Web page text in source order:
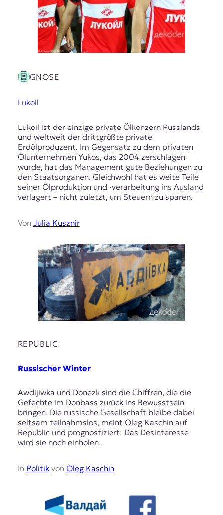
GNOSE
Lukoil
Lukoil ist der einzige private Ölkonzern Russlands
und weltweit der drittgrößte private
Erdölproduzent. Im Gegensatz zu dem privaten
Ölunternehmen Yukos, das 2004 zerschlagen
wurde, hat das Management gute Beziehungen zu
den Staatsorganen. Gleichwohl hat es weite Teile
seiner Ölproduktion und -verarbeitung ins Ausland
verlagert – nicht zuletzt, um Steuern zu sparen.
Von Julia Kusznir
REPUBLIC
Russischer Winter
Awdijiwka und Donezk sind die Chiffren, die die
Gefechte im Donbass zurück ins Bewusstsein
bringen. Die russische Gesellschaft bleibe dabei
seltsam teilnahmslos, meint Oleg Kaschin auf
Republic und prognostiziert: Das Desinteresse
wird sie noch einholen.
In Politikvon Oleg Kaschin